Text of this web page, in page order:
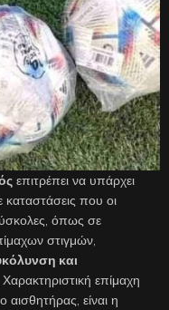
επιτρέπει να υπάρχει
καταστάσεις που οι
όπως σε
στιγμών,
και
. Χαρακτηριστική επίμαχη
αισθητήρας, είναι η